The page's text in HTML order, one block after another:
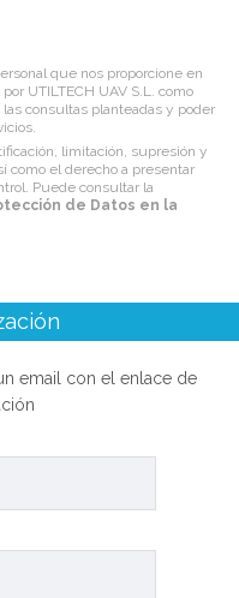
que nos proporcione en
UTILTECH UAV S.L. como
consultas planteadas y poder
limitación, supresión y
como el derecho a presentar
Puede consultar la
de Datos en la
email con el enlace de